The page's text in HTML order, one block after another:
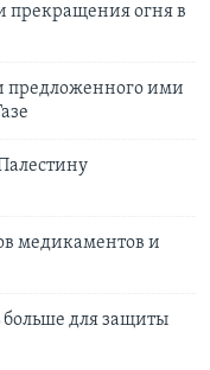
прекращения огня в
ими
медикаментов и
для защиты